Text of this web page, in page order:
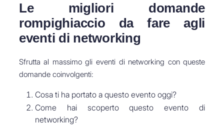
Le migliori domande
rompighiaccio da fare agli
eventi di networking
Sfrutta al massimo gli eventi di networking con queste
domande coinvolgenti:
Cosa ti ha portato a questo evento oggi?
Come hai scoperto questo evento di
networking?